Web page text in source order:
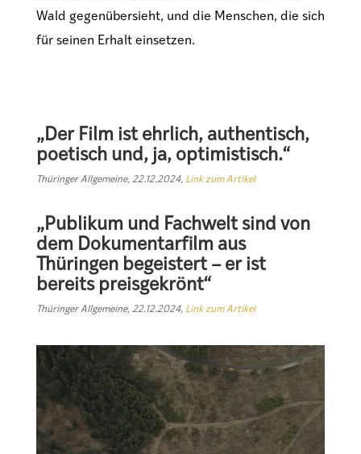
Wald gegenübersieht, und die Menschen, die sich
für seinen Erhalt einsetzen.
„Der Film ist ehrlich, authentisch,
poetisch und, ja, optimistisch.“
Thüringer Allgemeine, 22.12.2024, Link zum Artikel
„Publikum und Fachwelt sind von
dem Dokumentarfilm aus
Thüringen begeistert – er ist
bereits preisgekrönt“
Thüringer Allgemeine, 22.12.2024, Link zum Artikel